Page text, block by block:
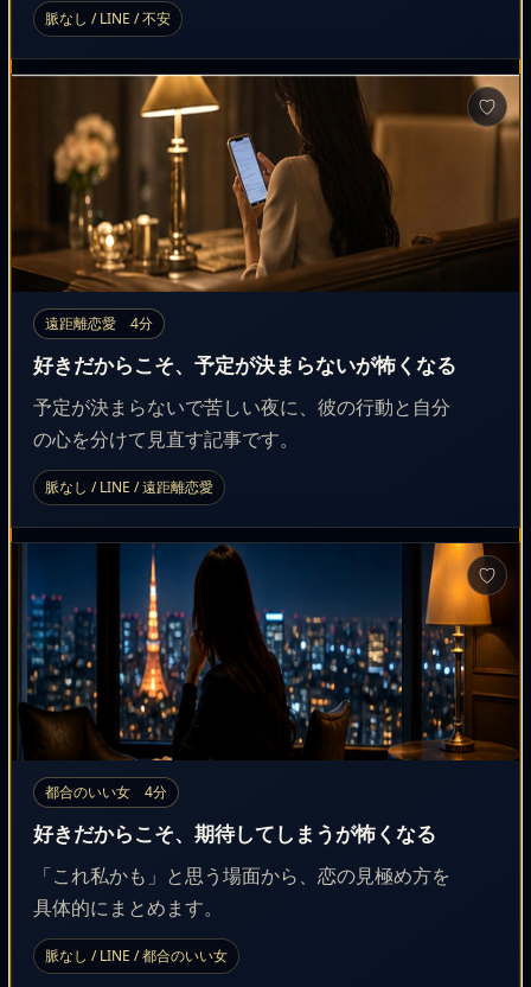
脈なし / LINE / 不安
遠距離恋愛 4分
好きだからこそ、予定が決まらないが怖くなる
予定が決まらないで苦しい夜に、彼の行動と自分
の心を分けて見直す記事です。
脈なし / LINE / 遠距離恋愛
♡
都合のいい女 4分
好きだからこそ、期待してしまうが怖くなる
「これ私かも」と思う場面から、恋の見極め方を
具体的にまとめます。
脈なし / LINE / 都合のいい女
♡